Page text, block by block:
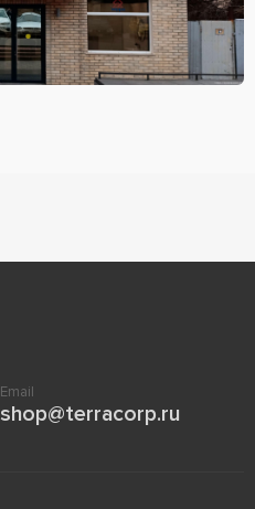
Email
shop@terracorp.ru